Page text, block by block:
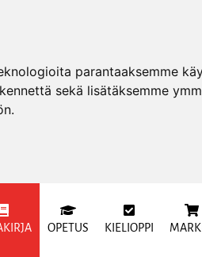
parantaaksemme
sekä lisätäksemme
OPETUS KIELIOPPI